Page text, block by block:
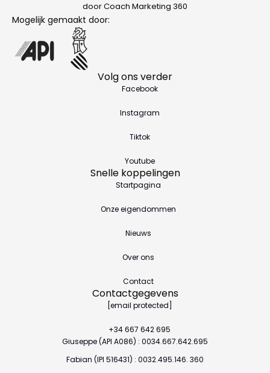
door Coach Marketing 360
Mogelijk gemaakt door:
Volg ons verder
Facebook
Instagram
Tiktok
Youtube
Contactgegevens
[email protected]
+34 667 642 695
Giuseppe (API A086) : 0034.667.642.695
Fabian (IPI 516431) : 0032.495.146. 360
Snelle koppelingen
Startpagina
Onze eigendommen
Nieuws
Over ons
Contact